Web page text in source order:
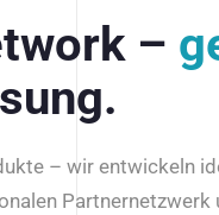
–
– wir entwickeln
Partnernetzwerk